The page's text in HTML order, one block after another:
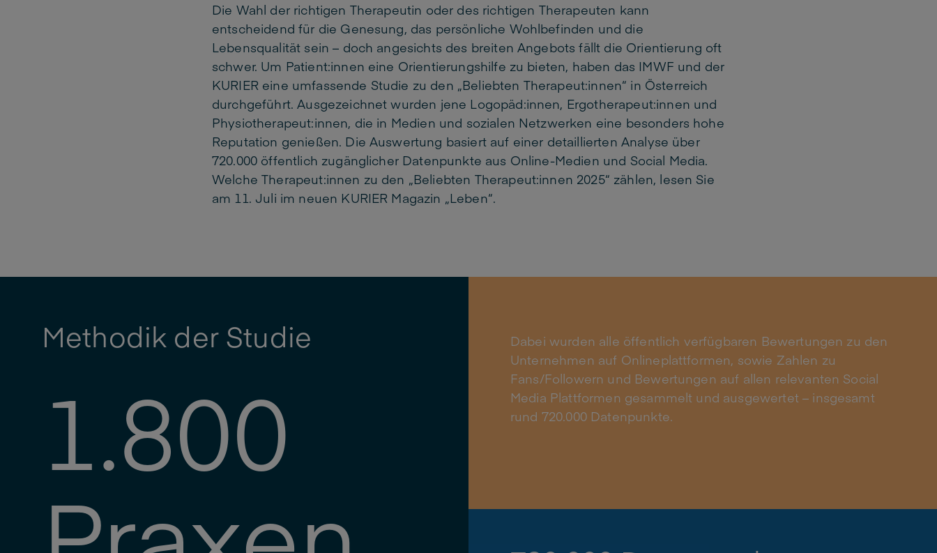
Die Wahl der richtigen Therapeutin oder des richtigen Therapeuten kann
entscheidend für die Genesung, das persönliche Wohlbefinden und die
Lebensqualität sein – doch angesichts des breiten Angebots fällt die Orientierung oft
schwer. Um Patient:innen eine Orientierungshilfe zu bieten, haben das IMWF und der
KURIER eine umfassende Studie zu den „Beliebten Therapeut:innen“ in Österreich
durchgeführt. Ausgezeichnet wurden jene Logopäd:innen, Ergotherapeut:innen und
Physiotherapeut:innen, die in Medien und sozialen Netzwerken eine besonders hohe
Reputation genießen. Die Auswertung basiert auf einer detaillierten Analyse über
720.000 öffentlich zugänglicher Datenpunkte aus Online-Medien und Social Media.
Welche Therapeut:innen zu den „Beliebten Therapeut:innen 2025“ zählen, lesen Sie
am 11. Juli im neuen KURIER Magazin „Leben“.
Methodik der Studie
1.800
Dabei wurden alle öffentlich verfügbaren Bewertungen zu den
Unternehmen auf Onlineplattformen, sowie Zahlen zu
Fans/Followern und Bewertungen auf allen relevanten Social
Media Plattformen gesammelt und ausgewertet – insgesamt
rund 720.000 Datenpunkte.